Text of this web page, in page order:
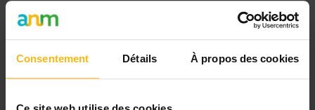
Consentement Détails À propos des cookies
les relevés de subvention,
Tous ces éléments seront réalisés par